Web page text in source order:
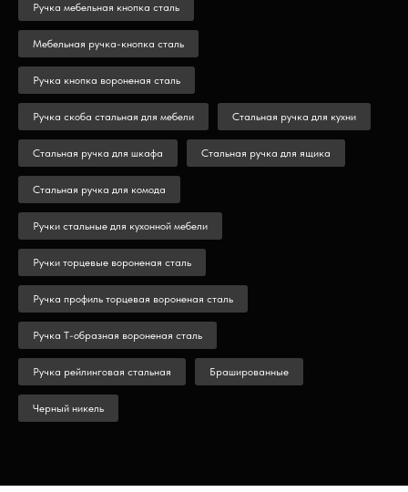
Ручка мебельная кнопка сталь
Мебельная ручка-кнопка сталь
Ручка кнопка вороненая сталь
Ручка скоба стальная для мебели Стальная ручка для кухни
Стальная ручка для шкафа Стальная ручка для ящика
Стальная ручка для комода
Ручки стальные для кухонной мебели
Ручки торцевые вороненая сталь
Ручка профиль торцевая вороненая сталь
Ручка Т-образная вороненая сталь
Ручка рейлинговая стальная Брашированные
Черный никель